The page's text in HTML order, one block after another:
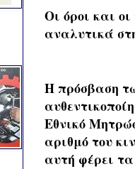
Οι όροι και
αναλυτικά
Η πρόσβαση
Εθνικό
αριθμό του
αυτή φέρει